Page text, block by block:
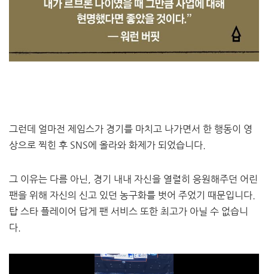
그런데 얼마전 제임스가 경기를 마치고 나가면서 한 행동이 영
상으로 찍힌 후 SNS에 올라와 화제가 되었습니다.
​그 이유는 다름 아닌, 경기 내내 자신을 열렬히 응원해주던 어린
팬을 위해 자신의 신고 있던 농구화를 벗어 주었기 때문입니다.
탑 스타 플레이어 답게 팬 서비스 또한 최고가 아닐 수 없습니
다.